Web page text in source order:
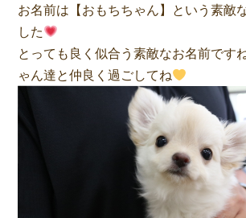
お名前は【おもちちゃん】という素敵
した
とっても良く似合う素敵なお名前です
ゃん達と仲良く過ごしてね